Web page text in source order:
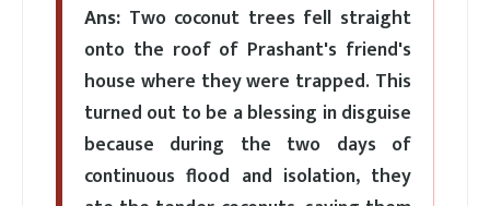
Ans: Two coconut trees fell straight
onto the roof of Prashant's friend's
house where they were trapped. This
turned out to be a blessing in disguise
because during the two days of
continuous flood and isolation, they